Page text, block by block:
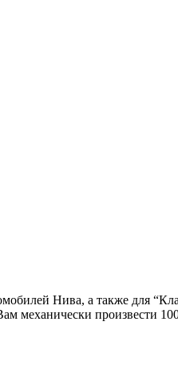
Нива, а также для
механически произвести